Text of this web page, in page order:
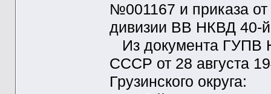
№001167 и приказа
дивизии ВВ НКВД 40-
Из документа
СССР от 28 августа
Грузинского округа: